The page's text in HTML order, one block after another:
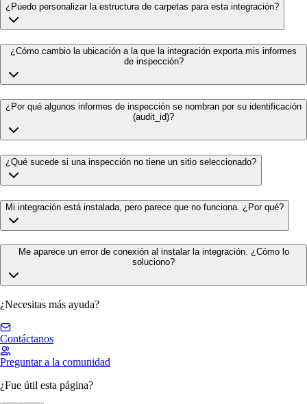
¿Puedo personalizar la estructura de carpetas para esta integración?
¿Cómo cambio la ubicación a la que la integración exporta mis informes
de inspección?
¿Por qué algunos informes de inspección se nombran por su identificación
(audit_id)?
¿Qué sucede si una inspección no tiene un sitio seleccionado?
Mi integración está instalada, pero parece que no funciona. ¿Por qué?
Me aparece un error de conexión al instalar la integración. ¿Cómo lo
soluciono?
¿Necesitas más ayuda?
Contáctanos
Preguntar a la comunidad
¿Fue útil esta página?